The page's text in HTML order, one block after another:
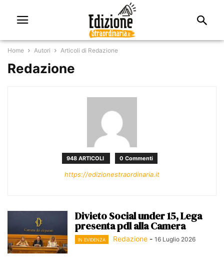
Home Autori Articoli di Redazione
Redazione
948 ARTICOLI 0 Commenti
https://edizionestraordinaria.it
Divieto Social under 15, Lega
presenta pdl alla Camera
IN EVIDENZA Redazione - 16 Luglio 2026